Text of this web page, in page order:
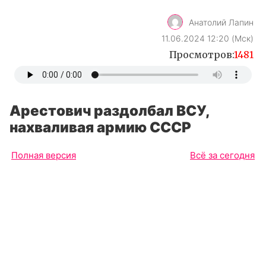
Анатолий Лапин
11.06.2024 12:20 (Мск)
Просмотров:1481
Арестович раздолбал ВСУ,
нахваливая армию СССР
Полная версия Всё за сегодня